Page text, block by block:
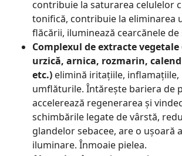
contribuie la saturarea celulelor
tonifică, contribuie la eliminarea
flăcării, iluminează cearcănele de
Complexul de extracte
urzică, arnica, rozmarin,
etc.) elimină iritațiile, inflamațiile,
umflăturile. Întărește bariera de
accelerează regenerarea și
schimbările legate de vârstă,
glandelor sebacee, are o ușoară
iluminare. Înmoaie pielea.